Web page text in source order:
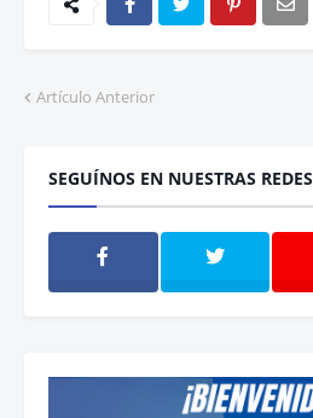
Artículo Anterior
SEGUÍNOS EN NUESTRAS REDES